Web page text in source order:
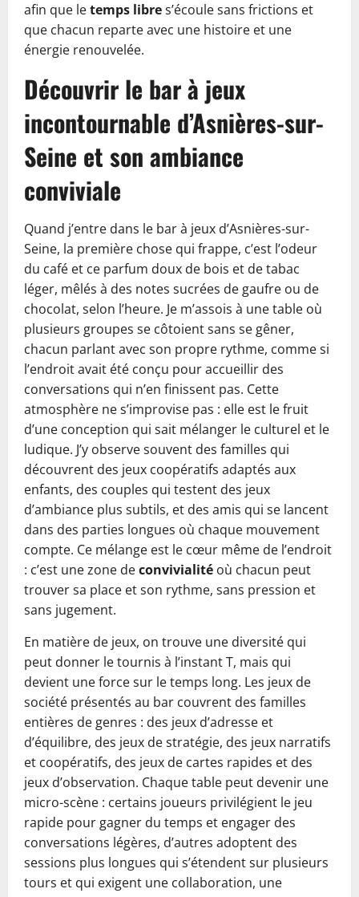
afin que letemps libres’écoule sans frictions et
que chacun reparte avec une histoire et une
énergie renouvelée.
Découvrir le bar à jeux
incontournable d’Asnières-sur-
Seine et son ambiance
conviviale
Quand j’entre dans le bar à jeux d’Asnières-sur-
Seine, la première chose qui frappe, c’est l’odeur
du café et ce parfum doux de bois et de tabac
léger, mêlés à des notes sucrées de gaufre ou de
chocolat, selon l’heure. Je m’assois à une table où
plusieurs groupes se côtoient sans se gêner,
chacun parlant avec son propre rythme, comme si
l’endroit avait été conçu pour accueillir des
conversations qui n’en finissent pas. Cette
atmosphère ne s’improvise pas : elle est le fruit
d’une conception qui sait mélanger le culturel et le
ludique. J’y observe souvent des familles qui
découvrent des jeux coopératifs adaptés aux
enfants, des couples qui testent des jeux
d’ambiance plus subtils, et des amis qui se lancent
dans des parties longues où chaque mouvement
compte. Ce mélange est le cœur même de l’endroit
: c’est une zone deconvivialité où chacun peut
trouver sa place et son rythme, sans pression et
sans jugement.
En matière de jeux, on trouve une diversité qui
peut donner le tournis à l’instant T, mais qui
devient une force sur le temps long. Les jeux de
société présentés au bar couvrent des familles
entières de genres : des jeux d’adresse et
d’équilibre, des jeux de stratégie, des jeux narratifs
et coopératifs, des jeux de cartes rapides et des
jeux d’observation. Chaque table peut devenir une
micro-scène : certains joueurs privilégient le jeu
rapide pour gagner du temps et engager des
conversations légères, d’autres adoptent des
sessions plus longues qui s’étendent sur plusieurs
tours et qui exigent une collaboration, une